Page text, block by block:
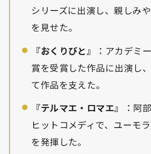
シリーズに出演し、親しみ
を見せた。
『おくりびと』
：アカデミ
賞を受賞した作品に出演し
て作品を支えた。
『テルマエ・ロマエ』
：阿
ヒットコメディで、ユーモ
を発揮した。